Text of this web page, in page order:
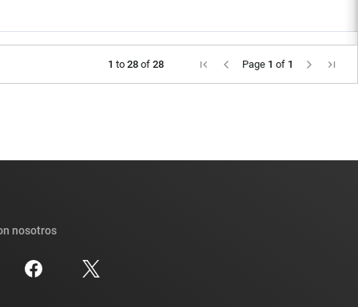
1 to 28 of 28 Page 1 of 1
nosotros